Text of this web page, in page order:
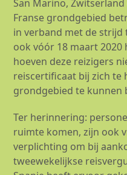
San Marino,
Franse grondgebied
in verband met de strijd
ook vóór 18 maart 2020
hoeven deze reizigers
reiscertificaat bij zich te
grondgebied te kunnen
Ter herinnering:
ruimte komen, zijn ook
verplichting om bij
tweewekelijkse